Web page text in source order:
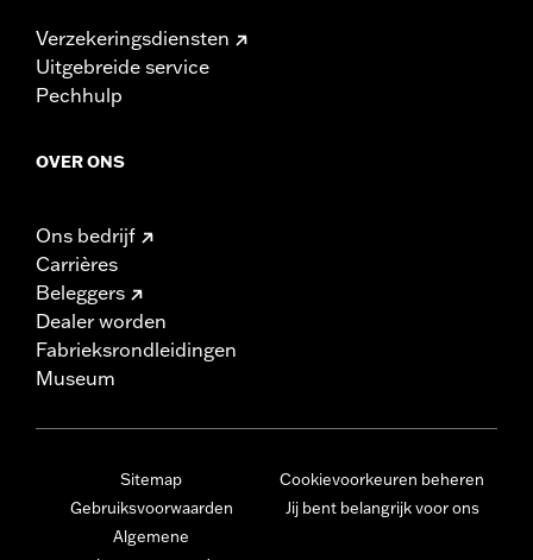
Verzekeringsdiensten
Uitgebreide service
Pechhulp
OVER ONS
Ons bedrijf
Carrières
Beleggers
Dealer worden
Fabrieksrondleidingen
Museum
Sitemap
Gebruiksvoorwaarden
Algemene
Cookievoorkeuren beheren
Jij bent belangrijk voor ons